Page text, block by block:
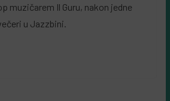
muzičarem Il Guru, nakon jedne
u Jazzbini.